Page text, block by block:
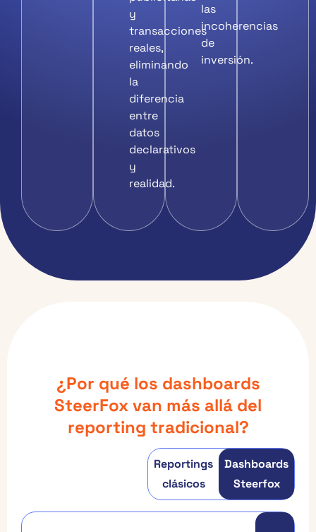
y
transacciones
reales,
eliminando
la
diferencia
entre
datos
declarativos
y
realidad.
las
incoherencias
de
inversión.
¿Por qué los dashboards
SteerFox van más allá del
reporting tradicional?
Reportings
clásicos
Dashboards
Steerfox